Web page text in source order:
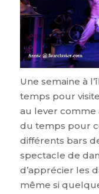
Une semaine à
temps pour
au lever comme
du temps pour
différents bars
spectacle de
d’apprécier les
même si